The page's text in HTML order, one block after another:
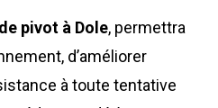
pivot à Dole, permettra
d’améliorer
à toute tentative